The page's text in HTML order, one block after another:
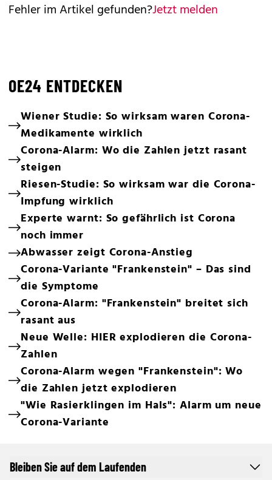
Fehler im Artikel gefunden?Jetzt melden
OE24 ENTDECKEN
Wiener Studie: So wirksam waren Corona-
Medikamente wirklich
Corona-Alarm: Wo die Zahlen jetzt rasant
steigen
Riesen-Studie: So wirksam war die Corona-
Impfung wirklich
Experte warnt: So gefährlich ist Corona
noch immer
Abwasser zeigt Corona-Anstieg
Corona-Variante "Frankenstein" – Das sind
die Symptome
Corona-Alarm: "Frankenstein" breitet sich
rasant aus
Neue Welle: HIER explodieren die Corona-
Zahlen
Corona-Alarm wegen "Frankenstein": Wo
die Zahlen jetzt explodieren
"Wie Rasierklingen im Hals": Alarm um neue
Corona-Variante
Bleiben Sie auf dem Laufenden